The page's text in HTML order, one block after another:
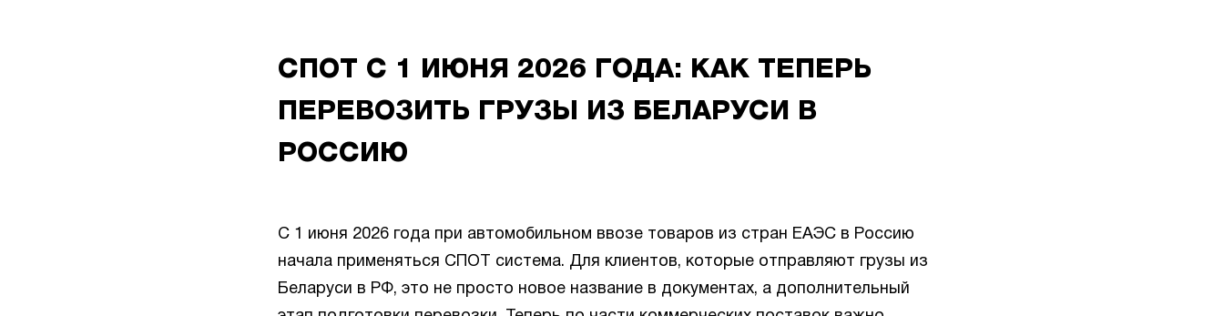
СПОТ С 1 ИЮНЯ 2026 ГОДА: КАК ТЕПЕРЬ
ПЕРЕВОЗИТЬ ГРУЗЫ ИЗ БЕЛАРУСИ В
РОССИЮ
С 1 июня 2026 года при автомобильном ввозе товаров из стран ЕАЭС в Россию
начала применяться СПОТ система. Для клиентов, которые отправляют грузы из
Беларуси в РФ, это не просто новое название в документах, а дополнительный